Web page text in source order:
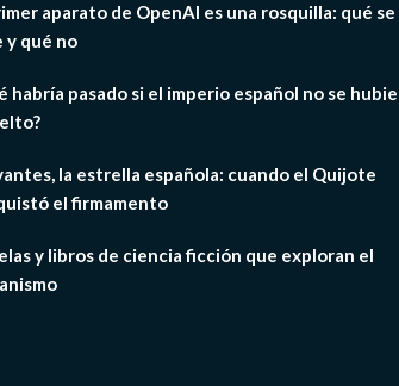
aparato de OpenAI es una rosquilla: qué se
y qué no
habría pasado si el imperio español no se
la estrella española: cuando el Quijote
el firmamento
y libros de ciencia ficción que exploran el